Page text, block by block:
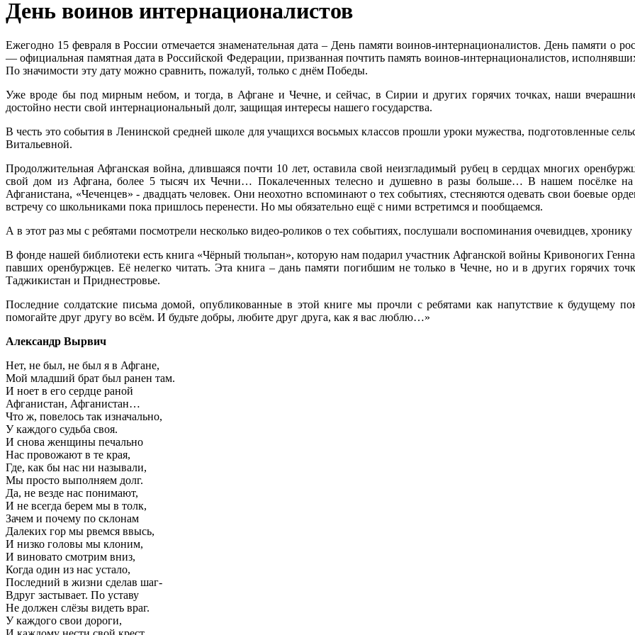
День воинов интернационалистов
Ежегодно 15 февраля в России отмечается знаменательная дата – День памяти воинов-интернационалистов. День памяти о
— официальная памятная дата в Российской Федерации, призванная почтить память воинов-интернационалистов,
По значимости эту дату можно сравнить, пожалуй, только с днём Победы.
Уже вроде бы под мирным небом, и тогда, в Афгане и Чечне, и сейчас, в Сирии и других горячих точках, наши
достойно нести свой интернациональный долг, защищая интересы нашего государства.
В честь это события в Ленинской средней школе для учащихся восьмых классов прошли уроки мужества, подготовленные
Витальевной.
Продолжительная Афганская война, длившаяся почти 10 лет, оставила свой неизгладимый рубец в сердцах многих
свой дом из Афгана, более 5 тысяч их Чечни… Покалеченных телесно и душевно в разы больше… В нашем посёлке
Афганистана, «Чеченцев» - двадцать человек. Они неохотно вспоминают о тех событиях, стесняются одевать свои боевые
встречу со школьниками пока пришлось перенести. Но мы обязательно ещё с ними встретимся и пообщаемся.
А в этот раз мы с ребятами посмотрели несколько видео-роликов о тех событиях, послушали воспоминания очевидцев, хронику
В фонде нашей библиотеки есть книга «Чёрный тюльпан», которую нам подарил участник Афганской войны Кривоногих
павших оренбуржцев. Её нелегко читать. Эта книга – дань памяти погибшим не только в Чечне, но и в других горячих
Таджикистан и Приднестровье.
Последние солдатские письма домой, опубликованные в этой книге мы прочли с ребятами как напутствие к будущему
помогайте друг другу во всём. И будьте добры, любите друг друга, как я вас люблю…»
Александр Вырвич
Нет, не был, не был я в Афгане,
Мой младший брат был ранен там.
И ноет в его сердце раной
Афганистан, Афганистан…
Что ж, повелось так изначально,
У каждого судьба своя.
И снова женщины печально
Нас провожают в те края,
Где, как бы нас ни называли,
Мы просто выполняем долг.
Да, не везде нас понимают,
И не всегда берем мы в толк,
Зачем и почему по склонам
Далеких гор мы рвемся ввысь,
И низко головы мы клоним,
И виновато смотрим вниз,
Когда один из нас устало,
Последний в жизни сделав шаг-
Вдруг застывает. По уставу
Не должен слёзы видеть враг.
У каждого свои дороги,